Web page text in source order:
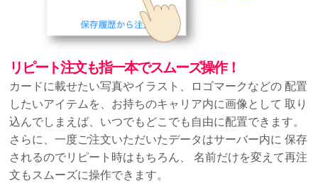
リピート注文も指一本でスムーズ操作！
カードに載せたい写真やイラスト、ロゴマークなどの 配置
したいアイテムを、お持ちのキャリア内に画像として 取り
込んでしまえば、いつでもどこでも自由に配置できます。
さらに、一度ご注文いただいたデータはサーバー内に 保存
されるのでリピート時はもちろん、
名前だけを変えて再注
文もスムーズに操作できます。